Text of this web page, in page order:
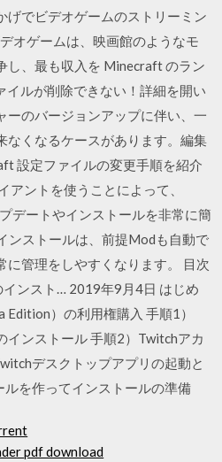
げでビデオゲームのストリーミン
オゲームは、映画館のようなモ
し、最も収入を Minecraft のラン
ルが削除できない！詳細を開い
ーのバージョンアップに伴い、一
なくなるケースがあります。編集
設定ファイルの変更手順を紹介
アントを使うことによって、
デートやインストールを非常に簡
ンストールは、前提Modも自動で
に管理をしやすくなります。 目次
ンスト… 2019年9月4日 はじめ
Edition）の利用権購入 手順1）
インストール 手順2）Twitchアカ
デスクトップアプリの起動と
を作ってインストールの準備
pdf download